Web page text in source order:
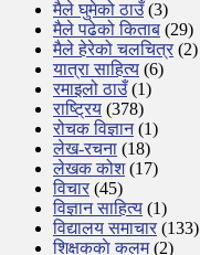
मैले घुमेको ठाउँ(3)
मैले पढेको किताब (29)
मैले हेरेको चलचित्र (2)
यात्रा साहित्य (6)
रमाइलो ठाउँ(1)
राष्ट्रिय (378)
रोचक विज्ञान(1)
लेख-रचना (18)
लेखक कोश(17)
विचार (45)
विज्ञान साहित्य (1)
विद्यालय समाचार (133)
शिक्षककाे कलम(2)